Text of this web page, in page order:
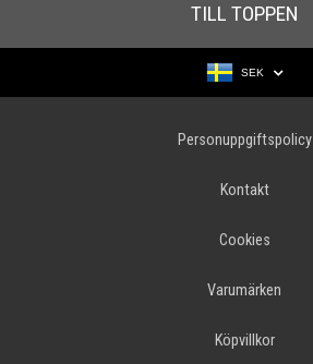
TILL TOPPEN
SEK
Personuppgiftspolicy
Kontakt
Cookies
Varumärken
Köpvillkor